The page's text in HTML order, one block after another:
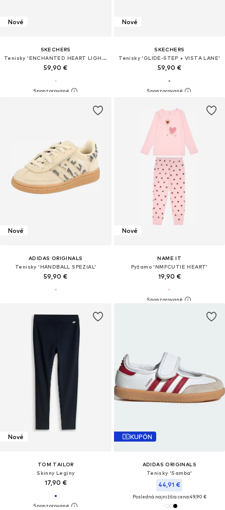
Nové
SKECHERS
Tenisky 'ENCHANTED HEART LIGHTS'
59,90 €
Nové
SKECHERS
Tenisky 'GLIDE-STEP + VISTA LANE'
59,90 €
Nové
ADIDAS ORIGINALS
Tenisky 'HANDBALL SPEZIAL'
59,90 €
Nové
NAME IT
Pyžamo 'NMFCUTIE HEART'
19,90 €
Nové
TOM TAILOR
Skinny Legíny
17,90 €
KUPÓN
ADIDAS ORIGINALS
Tenisky 'Samba'
44,91 €
Posledná najnižšia cena:49,90 €